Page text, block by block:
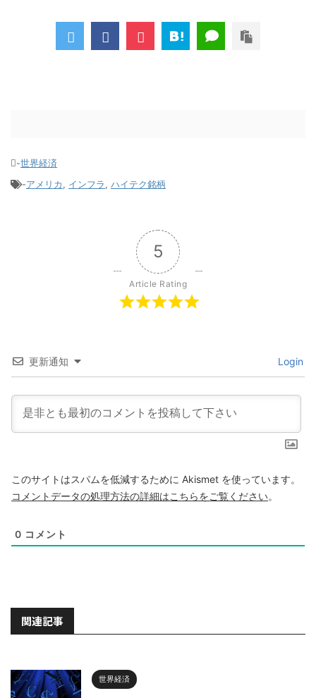
-世界経済
-アメリカ, インフラ, ハイテク銘柄
5
Article Rating
更新通知 Login
このサイトはスパムを低減するために Akismet を使っています。
コメントデータの処理方法の詳細はこちらをご覧ください。
0 コメント
関連記事
世界経済